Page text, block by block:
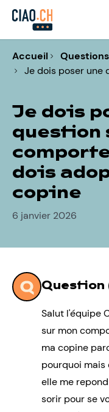
Accueil
Je dois poser une
Je dois
question
dois
copine
6 janvier 2026
Question
Salut l'équipe
sur mon
ma copine
pourquoi mais
elle me
sorir pour se